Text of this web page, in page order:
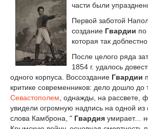
части были
Первой заботой
создание Гвардии по
которая так
После целого ряда
1854 г. удалось
одного корпуса. Воссоздание Гвардии
критике современников: дело дошло до
Севастополем , однажды, на рассвете,
увидели огромную надпись на одной
слова Камброна, " Гвардия умирает...